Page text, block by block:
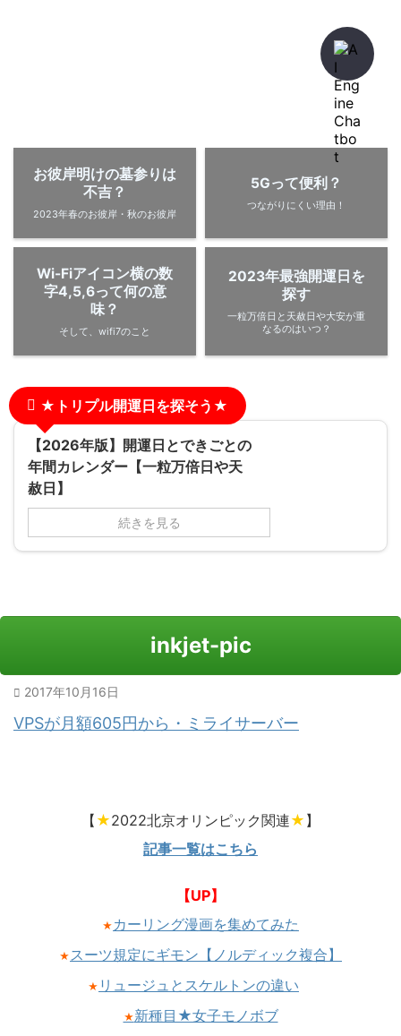
お彼岸明けの墓参りは
不吉？
2023年春のお彼岸・秋のお彼岸
5Gって便利？
つながりにくい理由！
Wi-Fiアイコン横の数
字4,5,6って何の意
味？
そして、wifi7のこと
2023年最強開運日を
探す
一粒万倍日と天赦日や大安が重
なるのはいつ？
★トリプル開運日を探そう★
【2026年版】開運日とできごとの
年間カレンダー【一粒万倍日や天
赦日】
続きを見る
inkjet-pic
2017年10月16日
VPSが月額605円から・ミライサーバー
【 ★2022北京オリンピック関連★ 】
記事一覧はこちら
【UP】
★ カーリング漫画を集めてみた
★スーツ規定にギモン【ノルディック複合】
★ リュージュとスケルトンの違い
★新種目★女子モノボブ